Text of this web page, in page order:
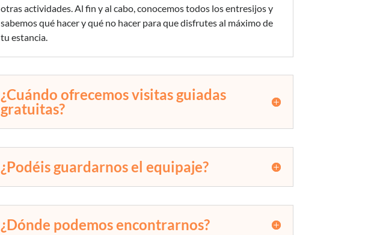
otras actividades. Al fin y al cabo, conocemos todos los entresijos y
sabemos qué hacer y qué no hacer para que disfrutes al máximo de
tu estancia.
¿Cuándo ofrecemos visitas guiadas
gratuitas?
¿Podéis guardarnos el equipaje?
¿Dónde podemos encontrarnos?